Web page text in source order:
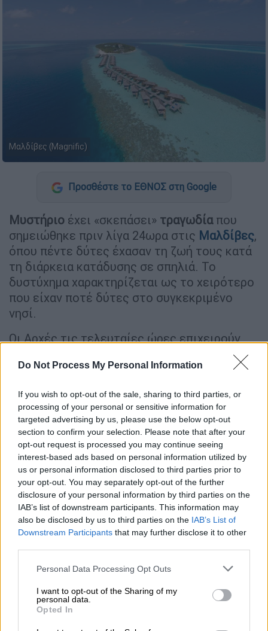
Do Not Process My Personal Information
If you wish to opt-out of the sale, sharing to third parties, or
processing of your personal or sensitive information for
targeted advertising by us, please use the below opt-out
section to confirm your selection. Please note that after your
opt-out request is processed you may continue seeing
interest-based ads based on personal information utilized by
us or personal information disclosed to third parties prior to
your opt-out. You may separately opt-out of the further
disclosure of your personal information by third parties on the
IAB’s list of downstream participants. This information may
also be disclosed by us to third parties on the IAB’s List of
Downstream Participants that may further disclose it to other
Please note that this website/app uses one or more Google
not limited to your visit or usage behaviour. You may click to
grant or deny consent to Google and its third-party tags to
use your data for below specified purposes in below Google
consent section.
Personal Data Processing Opt Outs
I want to opt-out of the Sharing of my
personal data.
Opted In
Μαλδίβες (Magnific)
Προσθέστε το ΕΘΝΟΣ στη Google
Μυστήριο έχει «σκεπάσει» τραγωδίαπου
σημειώθηκε πριν λίγα 24ωρα στις Μαλδίβες,
όπου πέντε δύτες έχασαν τη ζωή τους κατά
τη διάρκεια κατάδυσης σε σπηλιά. Το
δυστύχημα χαρακτηρίζεται ως το χειρότερο
που είχαν ποτέ δύτες στο συγκεκριμένο
νησί.
Οι Αρχές τις τελευταίες ώρες επιχειρούν
υπό εξαιρετικά
δυσμενείς συνθήκες, ενώ την ίδια ώρα
της τραγωδίας και για το αν τηρήθηκαν τα
απαραίτητα μέτρα ασφαλείας.
ΔΙΑΒΑΣΤΕ ΕΠΙΣΗΣ
| 15.05.2026 13:39
Η ιστορία του ανθρώπου που ξύπνησε
γυμνός δίπλα σε έναν κάδο και δεν
ήξερε ποιος είναι
Οι Αρχές, μέχρι στιγμής, επικεντρώνονται σε